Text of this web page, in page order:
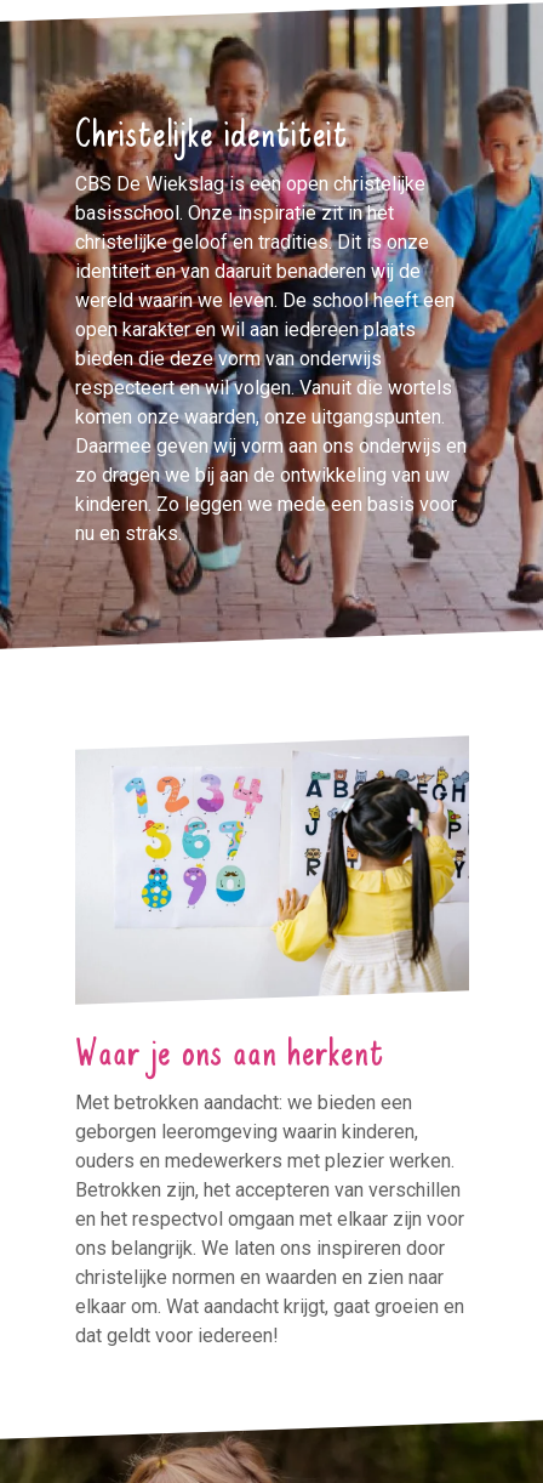
Christelijke identiteit
CBS De Wiekslag is een open christelijke
basisschool. Onze inspiratie zit in het
christelijke geloof en tradities. Dit is onze
identiteit en van daaruit benaderen wij de
wereld waarin we leven. De school heeft een
open karakter en wil aan iedereen plaats
bieden die deze vorm van onderwijs
respecteert en wil volgen. Vanuit die wortels
komen onze waarden, onze uitgangspunten.
Daarmee geven wij vorm aan ons onderwijs en
zo dragen we bij aan de ontwikkeling van uw
kinderen. Zo leggen we mede een basis voor
nu en straks.
Waar je ons aan herkent
Met betrokken aandacht: we bieden een
geborgen leeromgeving waarin kinderen,
ouders en medewerkers met plezier werken.
Betrokken zijn, het accepteren van verschillen
en het respectvol omgaan met elkaar zijn voor
ons belangrijk. We laten ons inspireren door
christelijke normen en waarden en zien naar
elkaar om. Wat aandacht krijgt, gaat groeien en
dat geldt voor iedereen!